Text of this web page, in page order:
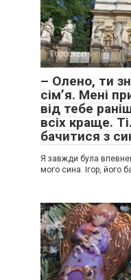
Гороскоп
– Олено, ти
сім’я. Мені
від тебе
всіх краще.
бачитися з
Я завжди була
мого сина. Ігор, його